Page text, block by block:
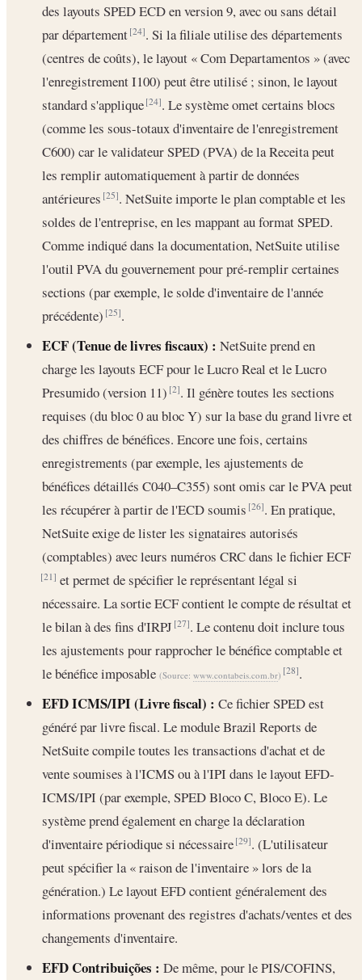
des layouts SPED ECD en version 9, avec ou sans détail
par département[24]. Si la filiale utilise des départements
(centres de coûts), le layout « Com Departamentos » (avec
l'enregistrement I100) peut être utilisé ; sinon, le layout
standard s'applique[24]. Le système omet certains blocs
(comme les sous-totaux d'inventaire de l'enregistrement
C600) car le validateur SPED (PVA) de la Receita peut
les remplir automatiquement à partir de données
antérieures[25]. NetSuite importe le plan comptable et les
soldes de l'entreprise, en les mappant au format SPED.
Comme indiqué dans la documentation, NetSuite utilise
l'outil PVA du gouvernement pour pré-remplir certaines
sections (par exemple, le solde d'inventaire de l'année
précédente)[25].
ECF (Tenue de livres fiscaux) : NetSuite prend en
charge les layouts ECF pour le Lucro Real et le Lucro
Presumido (version 11)[2]. Il génère toutes les sections
requises (du bloc 0 au bloc Y) sur la base du grand livre et
des chiffres de bénéfices. Encore une fois, certains
enregistrements (par exemple, les ajustements de
bénéfices détaillés C040–C355) sont omis car le PVA peut
les récupérer à partir de l'ECD soumis[26]. En pratique,
NetSuite exige de lister les signataires autorisés
(comptables) avec leurs numéros CRC dans le fichier ECF
[21] et permet de spécifier le représentant légal si
nécessaire. La sortie ECF contient le compte de résultat et
le bilan à des fins d'IRPJ[27]. Le contenu doit inclure tous
les ajustements pour rapprocher le bénéfice comptable et
le bénéfice imposable (Source: www.contabeis.com.br) [28].
EFD ICMS/IPI (Livre fiscal) : Ce fichier SPED est
généré par livre fiscal. Le module Brazil Reports de
NetSuite compile toutes les transactions d'achat et de
vente soumises à l'ICMS ou à l'IPI dans le layout EFD-
ICMS/IPI (par exemple, SPED Bloco C, Bloco E). Le
système prend également en charge la déclaration
d'inventaire périodique si nécessaire[29]. (L'utilisateur
peut spécifier la « raison de l'inventaire » lors de la
génération.) Le layout EFD contient généralement des
informations provenant des registres d'achats/ventes et des
changements d'inventaire.
EFD Contribuições : De même, pour le PIS/COFINS,